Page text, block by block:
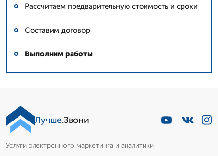
Рассчитаем предварительную стоимость и сроки
Составим договор
Выполним работы
Лучше.Звони
Услуги электронного маркетинга и аналитики